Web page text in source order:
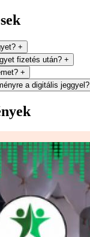
+
fizetés után? +
+
a digitális jeggyel?